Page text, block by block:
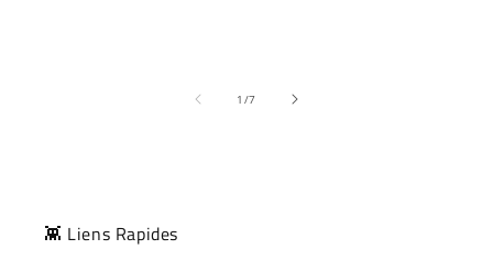
1 /de
7
👾 Liens Rapides